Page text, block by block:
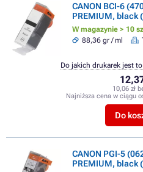
CANON BCI-6
PREMIUM, black
W magazynie > 10
88,36 gr / ml
10,06 zł
Najniższa cena w ciągu
Do
Do jakich drukarek jest
CANON PGI-5
PREMIUM, black